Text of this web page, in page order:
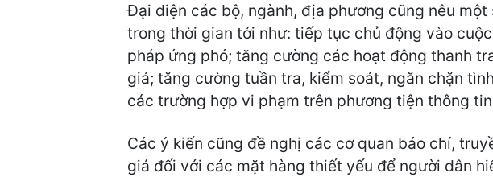
Đại diện các bộ, ngành, địa phương cũng nêu
trong thời gian tới như: tiếp tục chủ động vào
pháp ứng phó; tăng cường các hoạt động thanh
giá; tăng cường tuần tra, kiểm soát, ngăn chặn
các trường hợp vi phạm trên phương tiện thông
Các ý kiến cũng đề nghị các cơ quan báo chí,
giá đối với các mặt hàng thiết yếu để người dân